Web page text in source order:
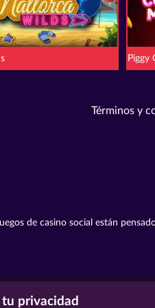
Piggy
Términos y
de casino social están
privacidad